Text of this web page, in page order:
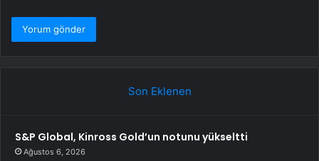
Son Eklenen
S&P Global, Kinross Gold’un notunu yükseltti
Ağustos 6, 2026